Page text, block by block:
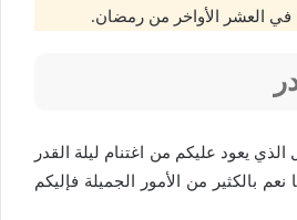
في العشر الأواخر من رمضان.
يعود عليكم من اغتنام ليلة القدر
نعم بالكثير من الأمور الجميلة فإليكم